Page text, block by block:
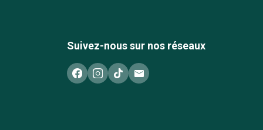
Suivez-nous sur nos réseaux